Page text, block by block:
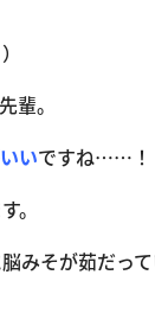
輩。
いですね……！
。
みそが茹だって